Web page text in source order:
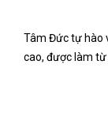
Tâm Đức tự hào
cao, được làm từ